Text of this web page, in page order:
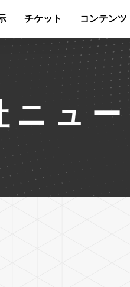
チケット コンテンツ
ニュ